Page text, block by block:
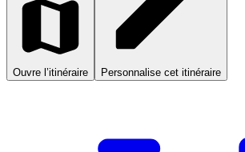
Ouvre l’itinéraire Personnalise cet itinéraire